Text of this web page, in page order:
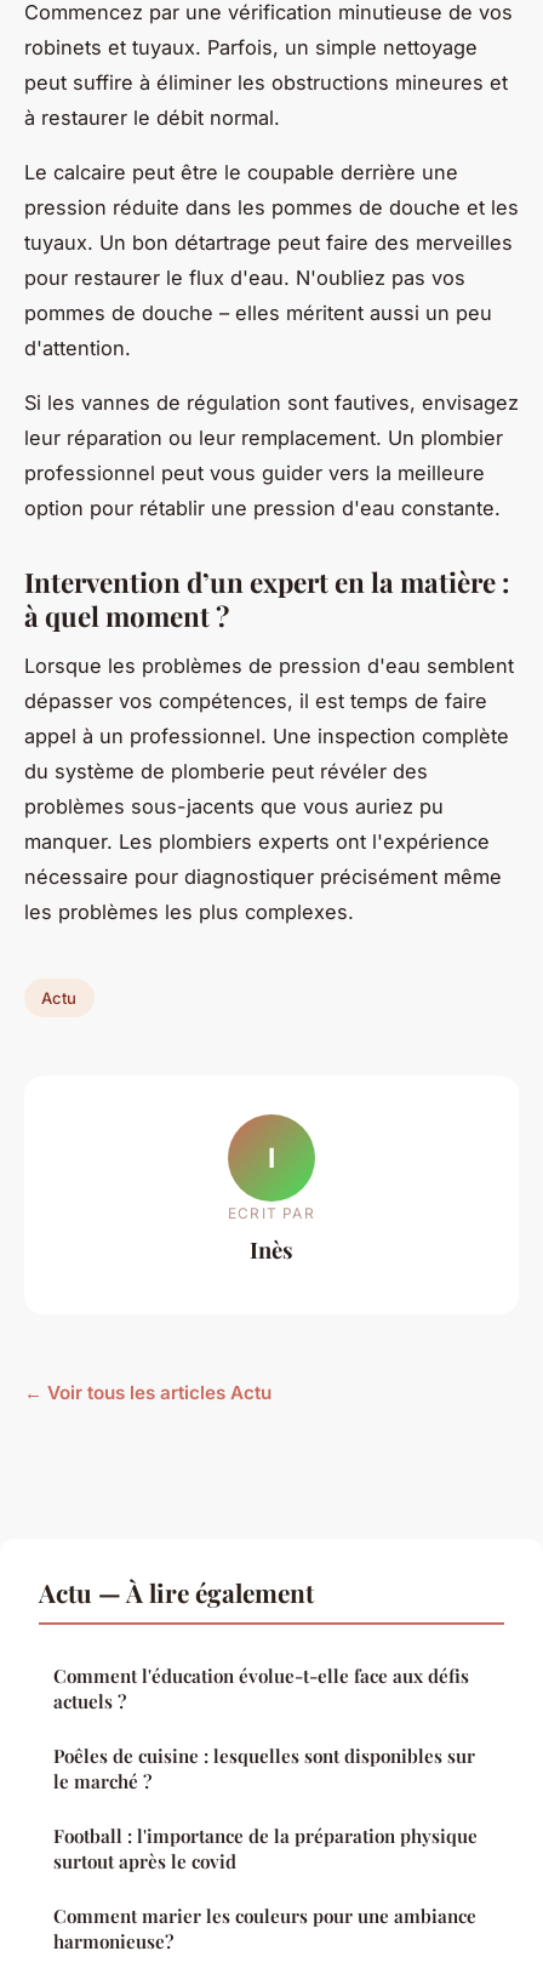
Commencez par une vérification minutieuse de vos
robinets et tuyaux. Parfois, un simple nettoyage
peut suffire à éliminer les obstructions mineures et
à restaurer le débit normal.
Le calcaire peut être le coupable derrière une
pression réduite dans les pommes de douche et les
tuyaux. Un bon détartrage peut faire des merveilles
pour restaurer le flux d'eau. N'oubliez pas vos
pommes de douche – elles méritent aussi un peu
d'attention.
Si les vannes de régulation sont fautives, envisagez
leur réparation ou leur remplacement. Un plombier
professionnel peut vous guider vers la meilleure
option pour rétablir une pression d'eau constante.
Intervention d’un expert en la matière :
à quel moment ?
Lorsque les problèmes de pression d'eau semblent
dépasser vos compétences, il est temps de faire
appel à un professionnel. Une inspection complète
du système de plomberie peut révéler des
problèmes sous-jacents que vous auriez pu
manquer. Les plombiers experts ont l'expérience
nécessaire pour diagnostiquer précisément même
les problèmes les plus complexes.
Actu
I
ECRIT PAR
Inès
← Voir tous les articles Actu
Actu — À lire également
Comment l'éducation évolue-t-elle face aux défis
actuels ?
Poêles de cuisine : lesquelles sont disponibles sur
le marché ?
Football : l'importance de la préparation physique
surtout après le covid
Comment marier les couleurs pour une ambiance
harmonieuse?